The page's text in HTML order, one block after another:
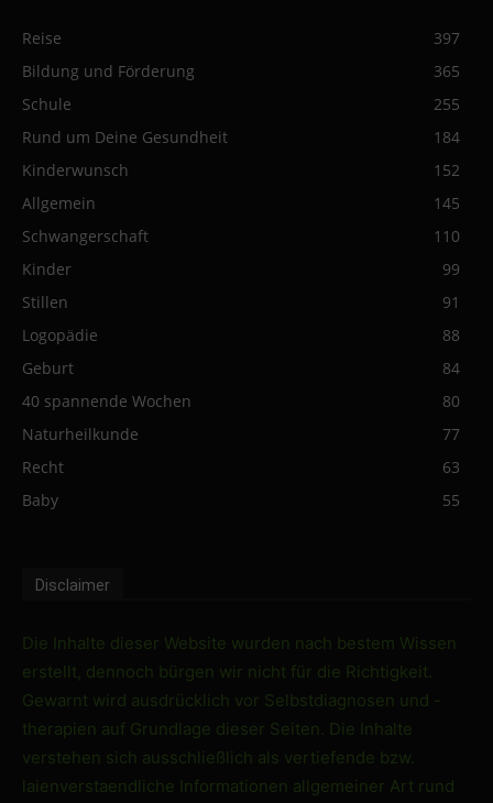
Reise
397
Bildung und Förderung
365
Schule
255
Rund um Deine Gesundheit
184
Kinderwunsch
152
Allgemein
145
Schwangerschaft
110
Kinder
99
Stillen
91
Logopädie
88
Geburt
84
40 spannende Wochen
80
Naturheilkunde
77
Recht
63
Baby
55
Disclaimer
Die Inhalte dieser Website wurden nach bestem Wissen
erstellt, dennoch bürgen wir nicht für die Richtigkeit.
Gewarnt wird ausdrücklich vor Selbstdiagnosen und -
therapien auf Grundlage dieser Seiten. Die Inhalte
verstehen sich ausschließlich als vertiefende bzw.
laienverstaendliche Informationen allgemeiner Art rund